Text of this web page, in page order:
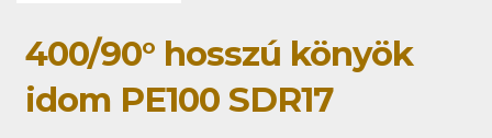
400/90° hosszú könyök
idom PE100 SDR17